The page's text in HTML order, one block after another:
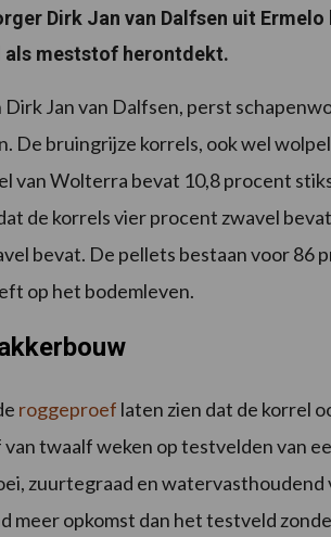
Dirk Jan van Dalfsen uit
als meststof herontdekt.
Dirk Jan van Dalfsen, perst
De bruingrijze korrels, ook wel
van Wolterra bevat 10,8 procent
de korrels vier procent zwavel
bevat. De pellets bestaan voor 86
op het bodemleven.
roggeproef laten zien dat de korrel
twaalf weken op testvelden van
zuurtegraad en
meer opkomst dan het testveld